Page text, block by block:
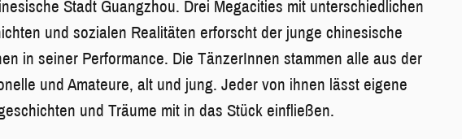
Stadt Guangzhou. Drei Megacities mit unterschiedlichen
und sozialen Realitäten erforscht der junge chinesische
in seiner Performance. Die TänzerInnen stammen alle aus der
und Amateure, alt und jung. Jeder von ihnen lässt eigene
und Träume mit in das Stück einfließen.